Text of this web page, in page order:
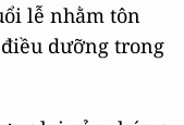
lễ nhằm tôn
dưỡng trong